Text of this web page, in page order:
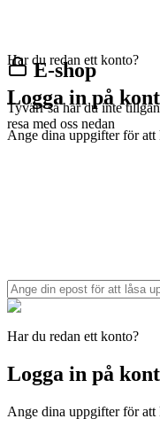
E-shop
Tyvärr så har du inte
resa med oss nedan
Har du redan ett konto?
Logga in på
Ange dina uppgifter för
Har du redan ett konto?
Logga in på
Ange dina uppgifter för